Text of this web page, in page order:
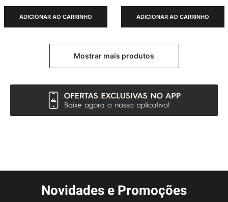
ADICIONAR AO CARRINHO ADICIONAR AO CARRINHO
Novidades e Promoções